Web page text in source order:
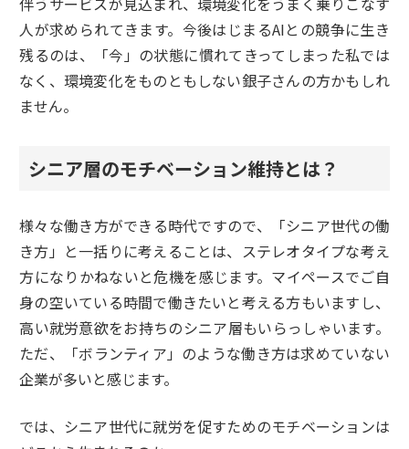
人が求められてきます。今後はじまるAIとの競争に生き
残るのは、「今」の状態に慣れてきってしまった私では
なく、環境変化をものともしない銀子さんの方かもしれ
ません。
シニア層のモチベーション維持とは？
様々な働き方ができる時代ですので、「シニア世代の働
き方」と一括りに考えることは、ステレオタイプな考え
方になりかねないと危機を感じます。マイペースでご自
身の空いている時間で働きたいと考える方もいますし、
高い就労意欲をお持ちのシニア層もいらっしゃいます。
ただ、「ボランティア」のような働き方は求めていない
企業が多いと感じます。
では、シニア世代に就労を促すためのモチベーションは